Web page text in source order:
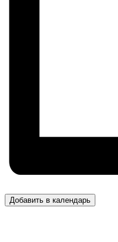
Добавить в календарь